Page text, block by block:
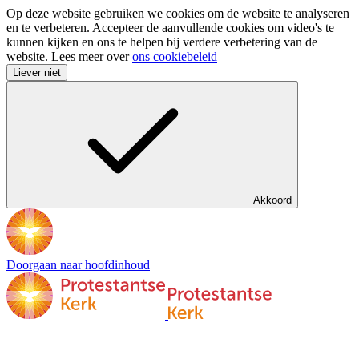
Op deze website gebruiken we cookies om de website te analyseren
en te verbeteren. Accepteer de aanvullende cookies om video's te
kunnen kijken en ons te helpen bij verdere verbetering van de
website. Lees meer overons cookiebeleid
Liever niet
Akkoord
Doorgaan naar hoofdinhoud